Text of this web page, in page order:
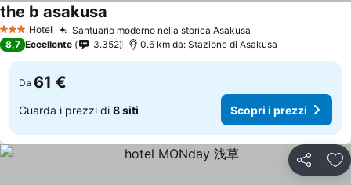
3 StelleHotel Santuario moderno nella storica Asakusa
the b asakusa
8,7 Eccellente 3.352 0.6 km da: Stazione di Asakusa
Da 61 €
Guarda i prezzi di 8 siti Scopri i prezzi
Condividi